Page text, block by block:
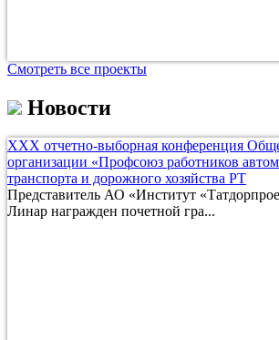
Смотреть все проекты
Новости
ХХХ отчетно-выборная конференция
организации «Профсоюз работников
транспорта и дорожного хозяйства РТ
Представитель АО «Институт
Линар награжден почетной гра...